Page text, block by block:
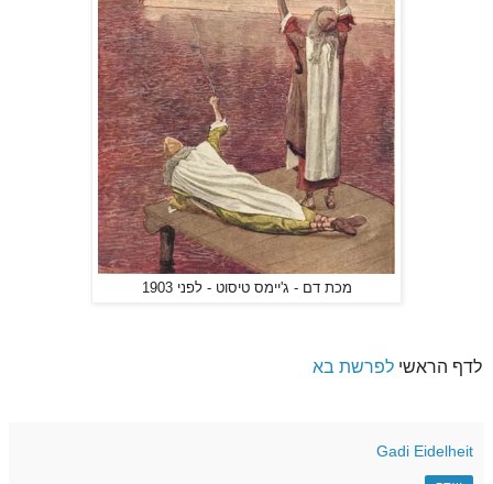
מכת דם - ג'יימס טיסוט - לפני 1903
לדף הראשי לפרשת בא
Gadi Eidelheit